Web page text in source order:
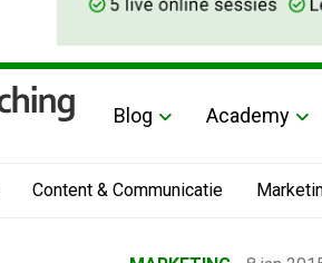
Blog Academy
Content & Communicatie